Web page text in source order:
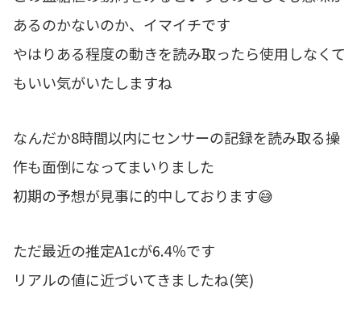
あるのかないのか、イマイチです
やはりある程度の動きを読み取ったら使用しなくて
もいい気がいたしますね
なんだか8時間以内にセンサーの記録を読み取る操
作も面倒になってまいりました
初期の予想が見事に的中しております😅
ただ最近の推定A1cが6.4％です
リアルの値に近づいてきましたね(笑)